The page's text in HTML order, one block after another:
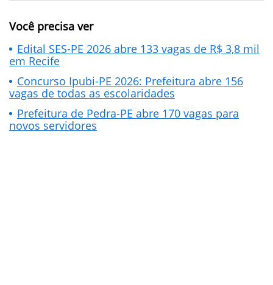
Você precisa ver
Edital SES-PE 2026 abre 133 vagas de R$ 3,8 mil
em Recife
Concurso Ipubi-PE 2026: Prefeitura abre 156
vagas de todas as escolaridades
Prefeitura de Pedra-PE abre 170 vagas para
novos servidores